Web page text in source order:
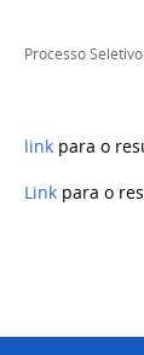
Processo
link para o
Link para o